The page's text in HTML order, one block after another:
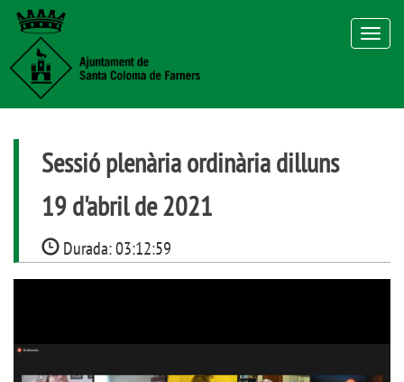
Toggle
Sessió plenària ordinària dilluns
19 d'abril de 2021
Durada:03:12:59